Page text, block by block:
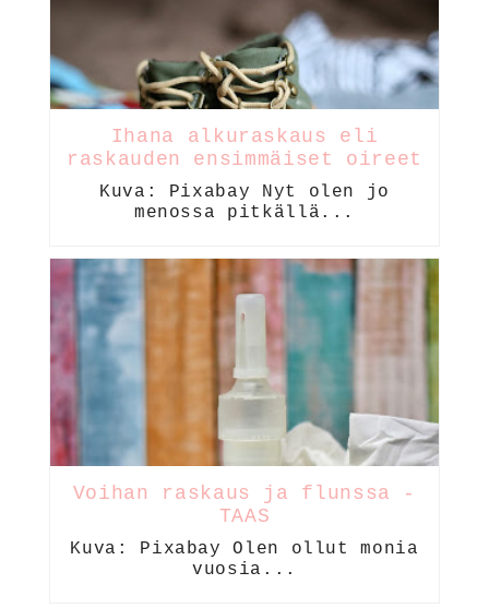
Ihana alkuraskaus eli
raskauden ensimmäiset oireet
Kuva: Pixabay Nyt olen jo
menossa pitkällä...
Voihan raskaus ja flunssa -
TAAS
Kuva: Pixabay Olen ollut monia
vuosia...